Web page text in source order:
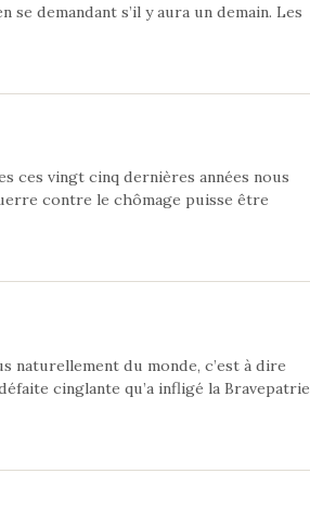
demandant s’il y aura un demain. Les
ces vingt cinq dernières années nous
contre le chômage puisse être
naturellement du monde, c’est à dire
cinglante qu’a infligé la Bravepatrie